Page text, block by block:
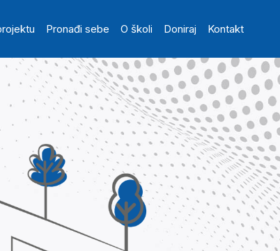
navigation
Pronađi sebe O školi Doniraj Kontakt